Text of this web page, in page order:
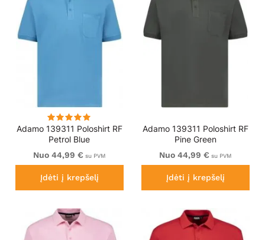
Adamo 139311 Poloshirt RF
Petrol Blue
Nuo 44,99 € su PVM
Įdėti į krepšelį
Adamo 139311 Poloshirt RF
Pine Green
Nuo 44,99 € su PVM
Įdėti į krepšelį